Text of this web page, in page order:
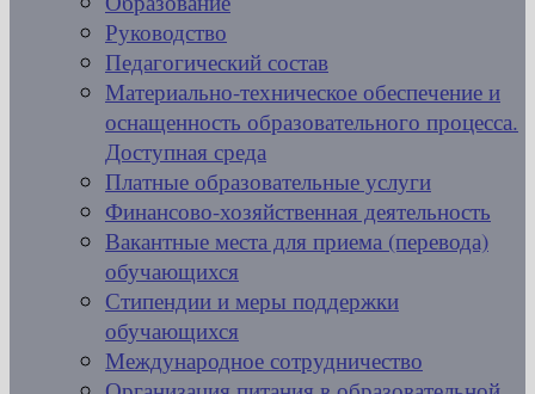
Руководство
Педагогический состав
Материально-техническое обеспечение и
оснащенность образовательного процесса.
Доступная среда
Платные образовательные услуги
Финансово-хозяйственная деятельность
Вакантные места для приема (перевода)
обучающихся
Стипендии и меры поддержки
обучающихся
Международное сотрудничество